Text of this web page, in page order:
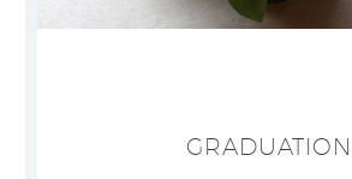
GRADUATION